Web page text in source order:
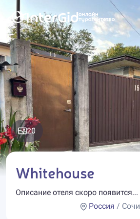
20
Whitehouse
Описание отеля скоро появится...
Россия / Сочи